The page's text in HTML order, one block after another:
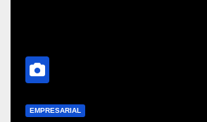
EMPRESARIAL